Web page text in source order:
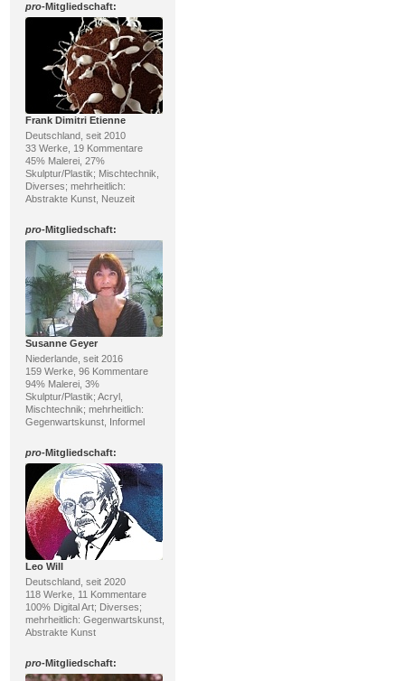
pro-Mitgliedschaft:
Frank Dimitri Etienne
Deutschland, seit 2010
33 Werke, 19 Kommentare
45% Malerei, 27%
Skulptur/Plastik; Mischtechnik,
Diverses; mehrheitlich:
Abstrakte Kunst, Neuzeit
pro-Mitgliedschaft:
Susanne Geyer
Niederlande, seit 2016
159 Werke, 96 Kommentare
94% Malerei, 3%
Skulptur/Plastik; Acryl,
Mischtechnik; mehrheitlich:
Gegenwartskunst, Informel
pro-Mitgliedschaft:
Leo Will
Deutschland, seit 2020
118 Werke, 11 Kommentare
100% Digital Art; Diverses;
mehrheitlich: Gegenwartskunst,
Abstrakte Kunst
pro-Mitgliedschaft: